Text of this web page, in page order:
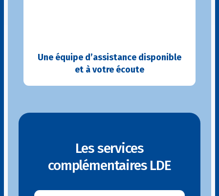
Une équipe d’assistance disponible
et à votre écoute
Les services
complémentaires LDE